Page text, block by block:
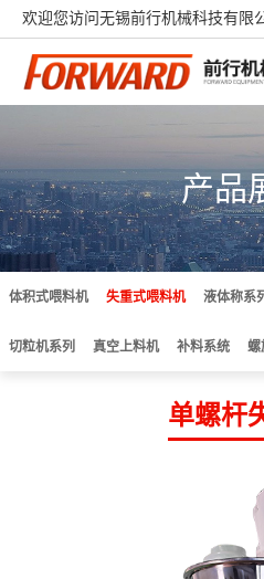
欢迎您访问无锡前行机械科技有限
产品
体积式喂料机 失重式喂料机 液体称系
切粒机系列 真空上料机 补料系统 螺
单螺杆